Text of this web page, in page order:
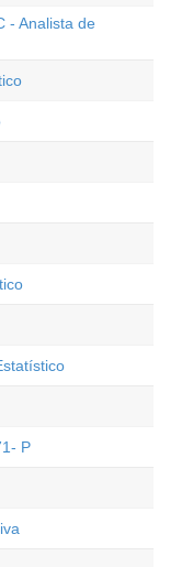
- Analista de
P